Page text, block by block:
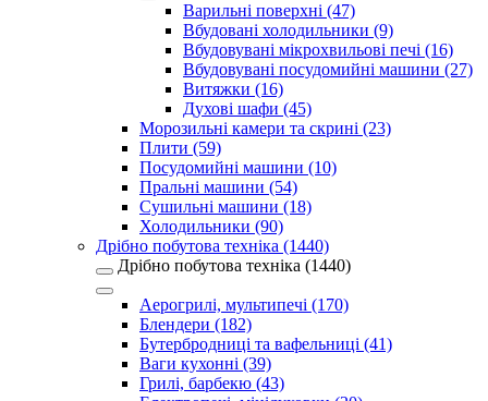
Варильні поверхні (47)
Вбудовані холодильники (9)
Вбудовувані мікрохвильові печі (16)
Вбудовувані посудомийні машини (27)
Витяжки (16)
Духові шафи (45)
Морозильні камери та скрині (23)
Плити (59)
Посудомийні машини (10)
Пральні машини (54)
Сушильні машини (18)
Холодильники (90)
Дрібно побутова техніка (1440)
Дрібно побутова техніка (1440)
Аерогрилі, мультипечі (170)
Блендери (182)
Бутербродниці та вафельниці (41)
Ваги кухонні (39)
Грилі, барбекю (43)